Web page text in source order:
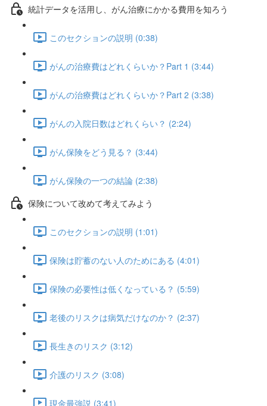
統計データを活用し、がん治療にかかる費用を知ろう
このセクションの説明 (0:38)
がんの治療費はどれくらいか？Part 1 (3:44)
がんの治療費はどれくらいか？Part 2 (3:38)
がんの入院日数はどれくらい？ (2:24)
がん保険をどう見る？ (3:44)
がん保険の一つの結論 (2:38)
保険について改めて考えてみよう
このセクションの説明 (1:01)
保険は貯蓄のない人のためにある (4:01)
保険の必要性は低くなっている？ (5:59)
老後のリスクは病気だけなのか？ (2:37)
長生きのリスク (3:12)
介護のリスク (3:08)
現金最強説 (3:41)